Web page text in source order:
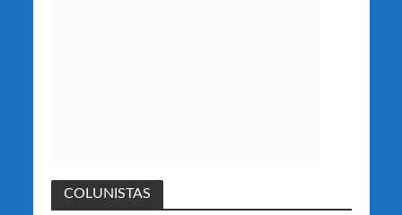
COLUNISTAS